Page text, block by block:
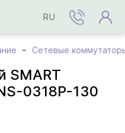
RU
Сетевые
SMART
0318P-130